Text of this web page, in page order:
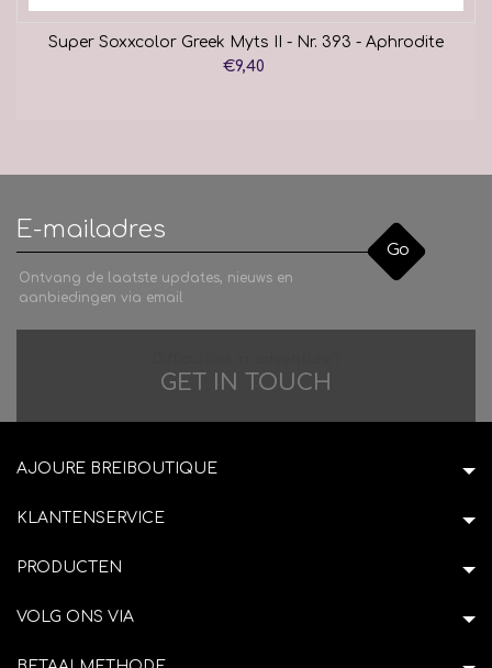
Super Soxxcolor Greek Myts II - Nr. 393 - Aphrodite
€9,40
Go
Ontvang de laatste updates, nieuws en
aanbiedingen via email
GET IN TOUCH
AJOURE BREIBOUTIQUE
KLANTENSERVICE
PRODUCTEN
VOLG ONS VIA